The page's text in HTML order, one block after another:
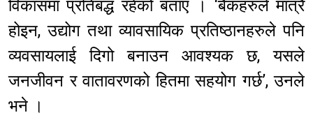
विकासमा प्रतिबद्ध रहेको बताए । ‘बैंकहरुले मात्रै
होइन, उद्योग तथा व्यावसायिक प्रतिष्ठानहरुले पनि
व्यवसायलाई दिगो बनाउन आवश्यक छ, यसले
जनजीवन र वातावरणको हितमा सहयोग गर्छ’, उनले
भने ।